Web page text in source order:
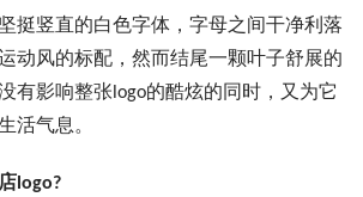
竖直的白色字体，字母之间干净利落
动风的标配，然而结尾一颗叶子舒展的
有影响整张logo的酷炫的同时，又为它
活气息。
logo?